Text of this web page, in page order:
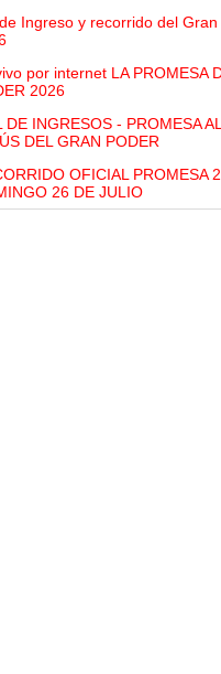
Ingreso y recorrido del
por internet LA PROMESA
2026
DE INGRESOS - PROMESA
DEL GRAN PODER
OFICIAL PROMESA
26 DE JULIO